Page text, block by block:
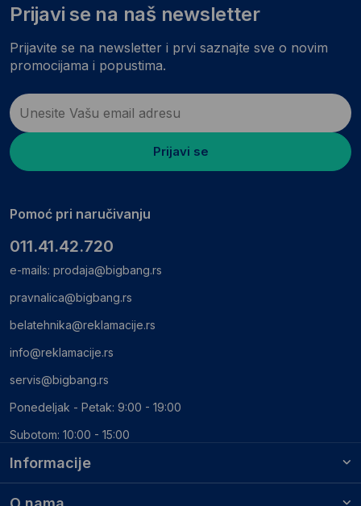
Informacije
Prijavi se na naš newsletter
Prijavite se na newsletter i prvi saznajte sve o novim
promocijama i popustima.
Prijavi se
Pomoć pri naručivanju
011.41.42.720
e-mails: prodaja@bigbang.rs
pravnalica@bigbang.rs
belatehnika@reklamacije.rs
info@reklamacije.rs
servis@bigbang.rs
Ponedeljak - Petak: 9:00 - 19:00
Subotom: 10:00 - 15:00